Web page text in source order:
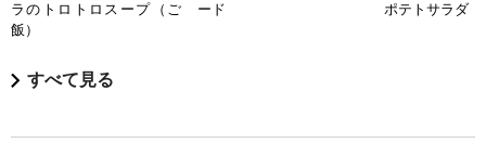
ラのトロトロスープ（ご
飯）
ード
ポテトサラダ
すべて見る